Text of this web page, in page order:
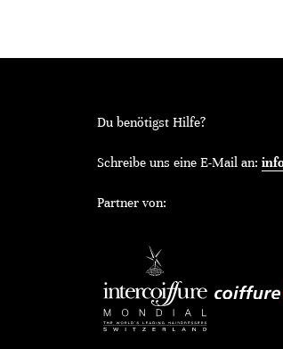
Du benötigst Hilfe?
Schreibe uns eine E-Mail an:
Partner von: